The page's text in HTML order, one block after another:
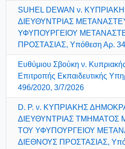
SUHEL DEWAN ν.
ΔΙΕΥΘΥΝΤΡΙΑΣ
ΥΦΥΠΟΥΡΓΕΙΟΥ
ΠΡΟΣΤΑΣΙΑΣ, Υπόθεση Αρ.
Ευθύμιου Σβούκη ν.
Επιτροπής Εκπαιδευτικής
496/2020, 3/7/2026
D. P. ν. ΚΥΠΡΙΑΚΗΣ
ΔΙΕΥΘΥΝΤΡΙΑΣ ΤΜΗΜΑΤΟΣ
ΤΟΥ ΥΦΥΠΟΥΡΓΕΙΟΥ
ΔΙΕΘΝΟΥΣ ΠΡΟΣΤΑΣΙΑΣ,